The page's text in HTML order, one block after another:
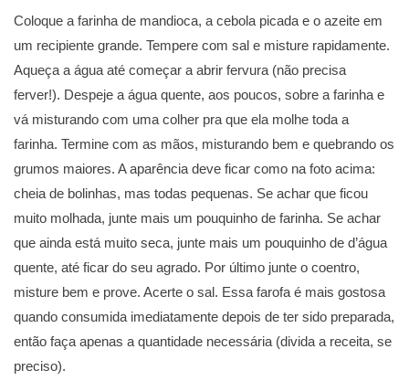
Coloque a farinha de mandioca, a cebola picada e o azeite em
um recipiente grande. Tempere com sal e misture rapidamente.
Aqueça a água até começar a abrir fervura (não precisa
ferver!). Despeje a água quente, aos poucos, sobre a farinha e
vá misturando com uma colher pra que ela molhe toda a
farinha. Termine com as mãos, misturando bem e quebrando os
grumos maiores. A aparência deve ficar como na foto acima:
cheia de bolinhas, mas todas pequenas. Se achar que ficou
muito molhada, junte mais um pouquinho de farinha. Se achar
que ainda está muito seca, junte mais um pouquinho de d’água
quente, até ficar do seu agrado. Por último junte o coentro,
misture bem e prove. Acerte o sal. Essa farofa é mais gostosa
quando consumida imediatamente depois de ter sido preparada,
então faça apenas a quantidade necessária (divida a receita, se
preciso).